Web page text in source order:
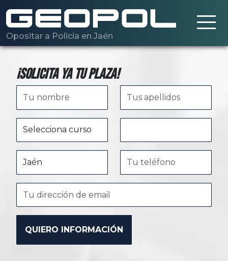
Opositar a Policía en Jaén
¡Solicita ya tu plaza!